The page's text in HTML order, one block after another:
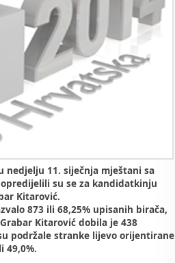
11. siječnja mještani sa
su se za kandidatkinju
Kitarović.
873 ili 68,25% upisanih birača,
Kitarović dobila je 438
podržale stranke lijevo orijentirane
49,0%.